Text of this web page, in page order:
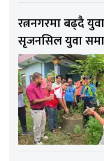
रत्ननगरमा बढ्दै
सृजनसिल युवा